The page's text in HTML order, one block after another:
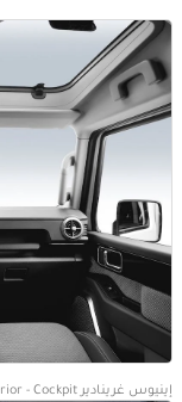
إينيوس غرينادير interior - Cockpit